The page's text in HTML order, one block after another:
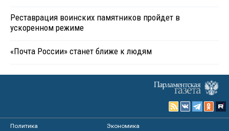
Реставрация воинских памятников пройдет в
ускоренном режиме
«Почта России» станет ближе к людям
Политика
Экономика